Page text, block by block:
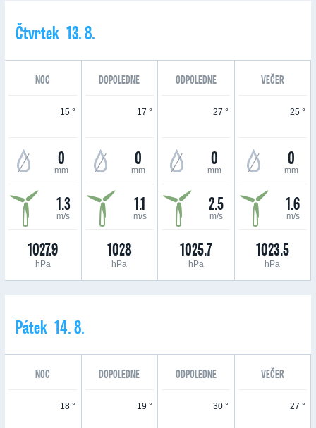
Čtvrtek 13. 8.
NOC DOPOLEDNE ODPOLEDNE VEČER
15 °
0
mm
1.3
m/s
1027.9
hPa
17 °
0
mm
1.1
m/s
1028
hPa
27 °
0
mm
2.5
m/s
1025.7
hPa
25 °
0
mm
1.6
m/s
1023.5
hPa
Pátek 14. 8.
NOC DOPOLEDNE ODPOLEDNE VEČER
18 ° 19 ° 30 ° 27 °